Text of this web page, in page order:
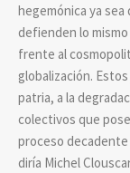
hegemónica ya sea
defienden lo
frente al
globalización.
patria, a la
colectivos que
proceso
diría Michel